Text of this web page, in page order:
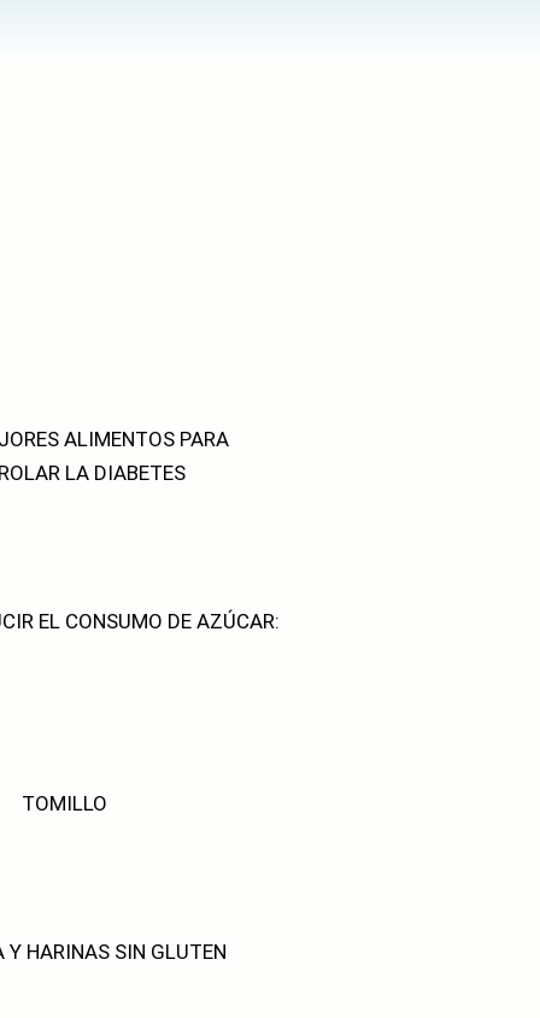
ALIMENTOS PARA
LA DIABETES
EL CONSUMO DE AZÚCAR:
TOMILLO
Y HARINAS SIN GLUTEN